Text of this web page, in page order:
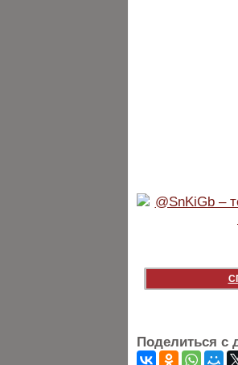
Поделиться с